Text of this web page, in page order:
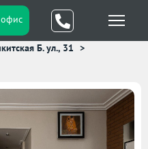
Б. ул., 31